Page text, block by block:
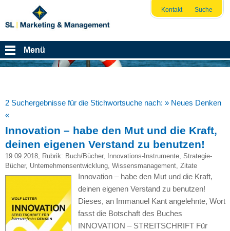
Kontakt Suche
Menü
2 Suchergebnisse für die Stichwortsuche nach: » Neues Denken
«
Innovation – habe den Mut und die Kraft,
deinen eigenen Verstand zu benutzen!
19.09.2018, Rubrik: Buch/Bücher, Innovations-Instrumente, Strategie-
Bücher, Unternehmensentwicklung, Wissensmanagement, Zitate
Innovation – habe den Mut und die Kraft,
deinen eigenen Verstand zu benutzen!
Dieses, an Immanuel Kant angelehnte, Wort
fasst die Botschaft des Buches
INNOVATION – STREITSCHRIFT Für